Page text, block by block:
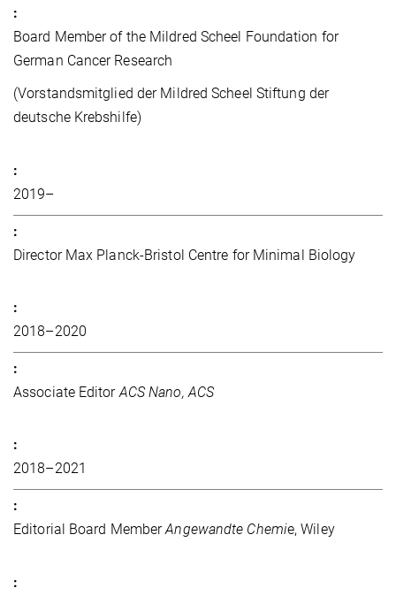
Board Member of the Mildred Scheel Foundation for
German Cancer Research
(Vorstandsmitglied der Mildred Scheel Stiftung der
deutsche Krebshilfe)
2019–
Director Max Planck-Bristol Centre for Minimal Biology
2018–2020
Associate EditorACS Nano, ACS
2018–2021
Editorial Board MemberAngewandte Chemie, Wiley